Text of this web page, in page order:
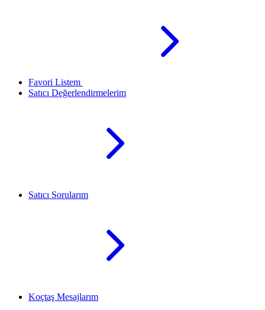
Favori Listem
Satıcı Değerlendirmelerim
Satıcı Sorularım
Koçtaş Mesajlarım